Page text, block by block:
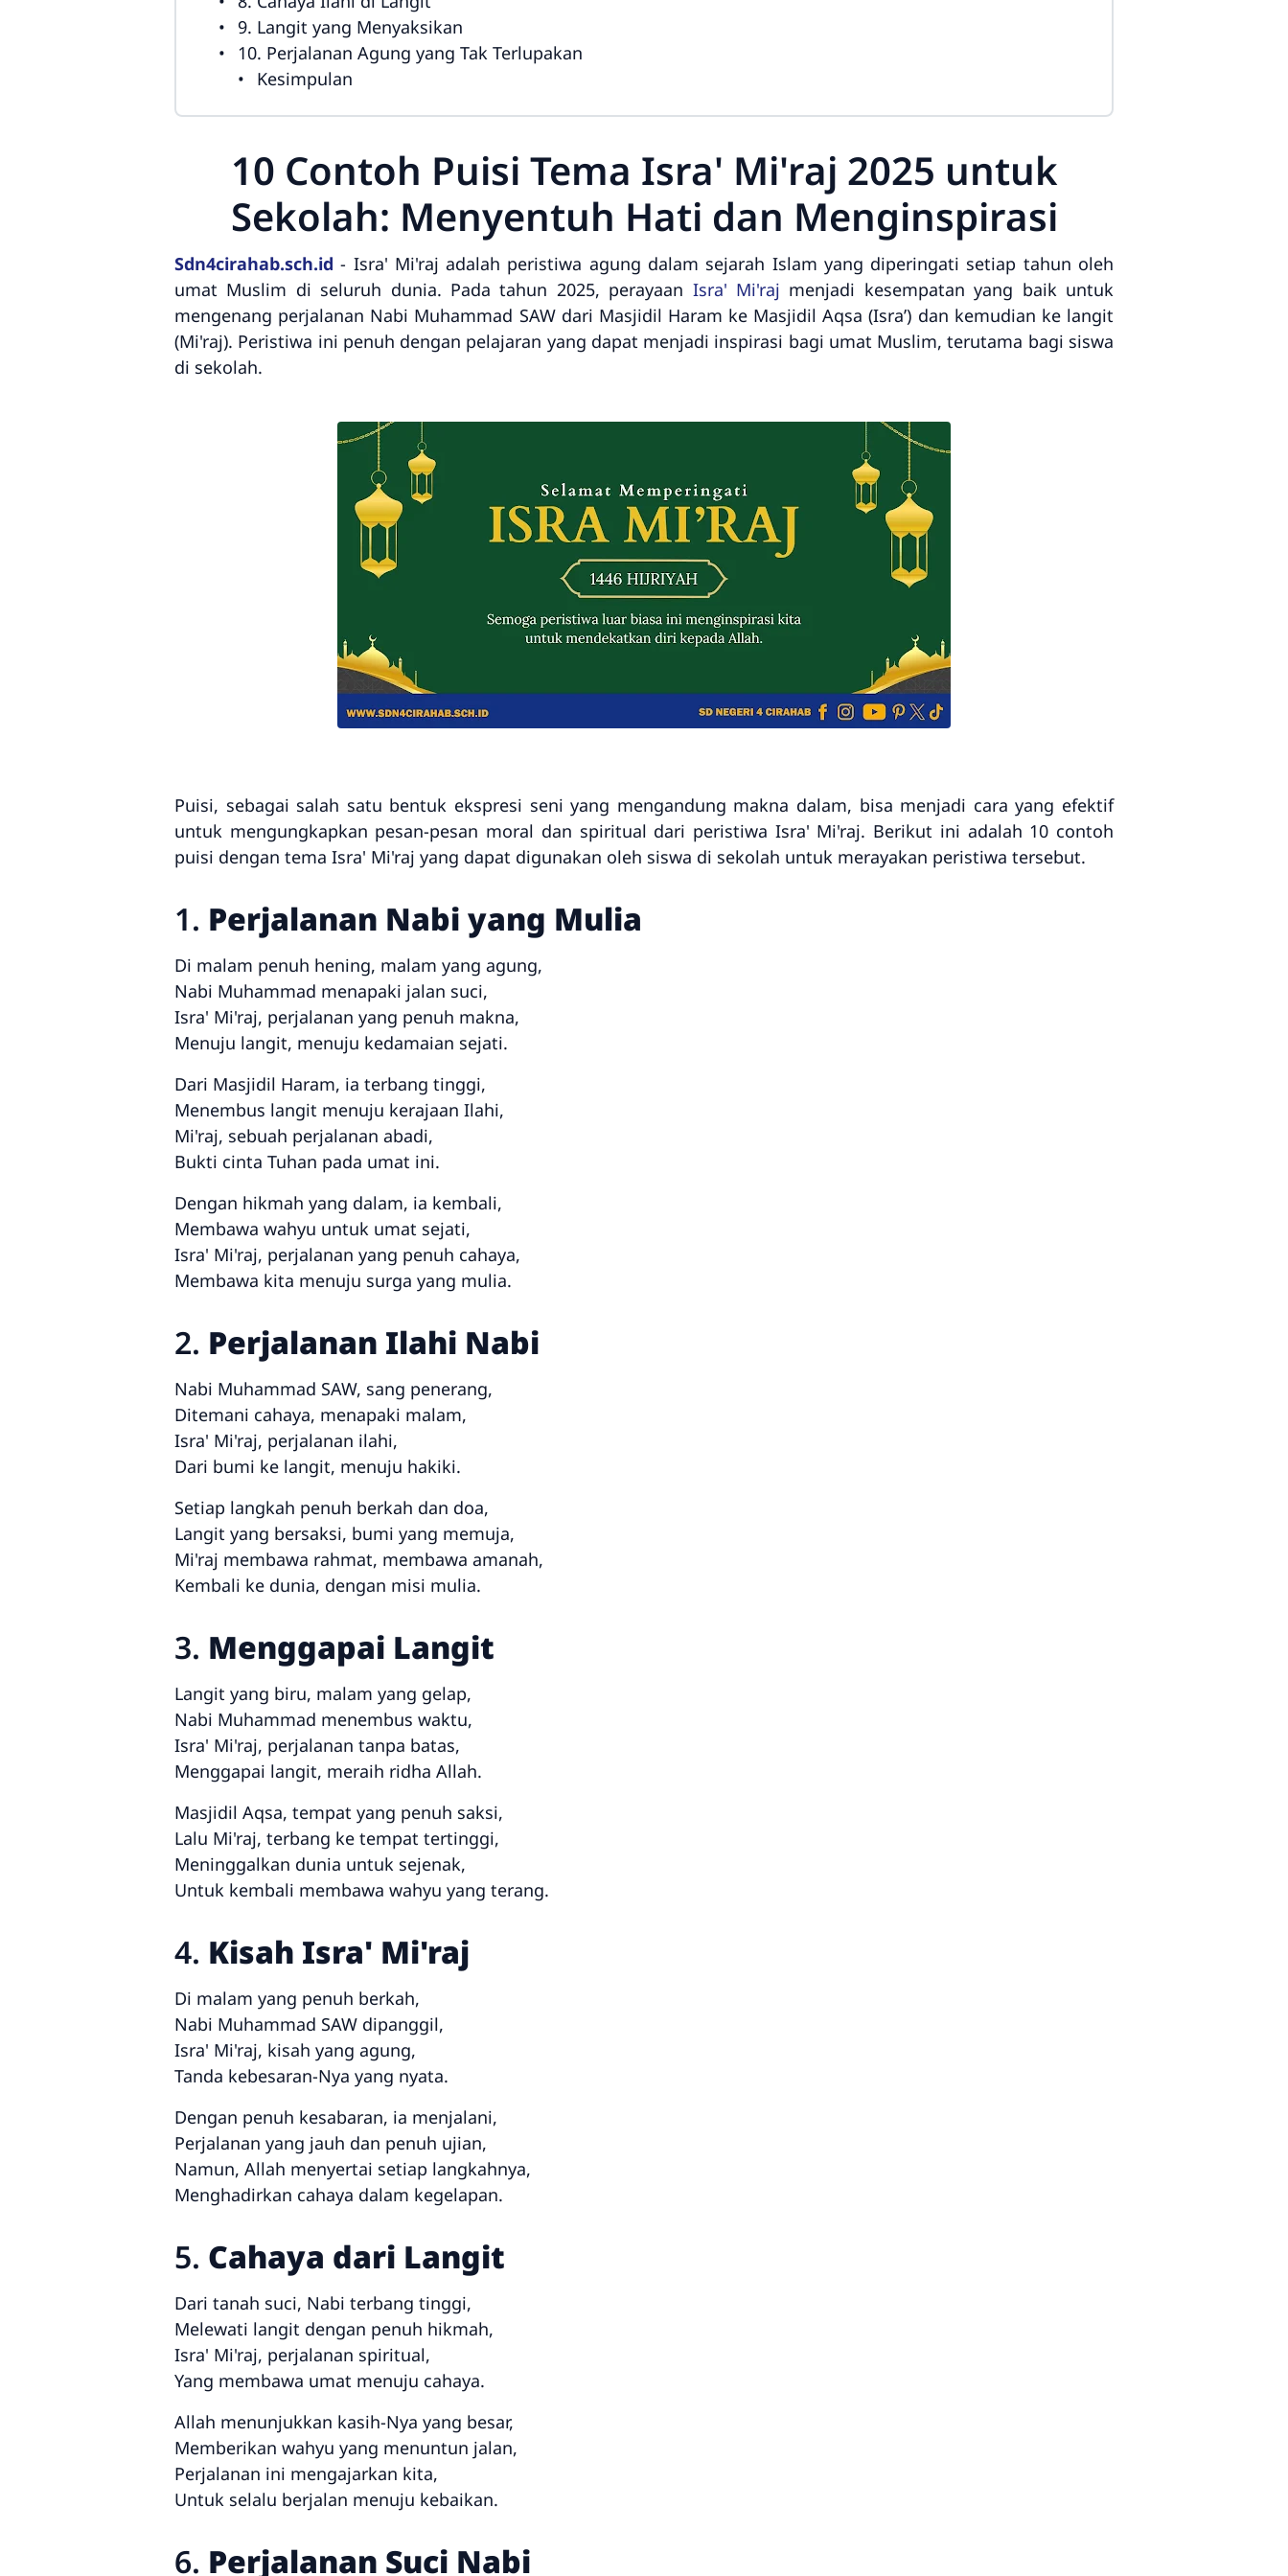
9. Langit yang Menyaksikan
10. Perjalanan Agung yang Tak Terlupakan
Kesimpulan
10 Contoh Puisi Tema Isra' Mi'raj 2025 untuk
Sekolah: Menyentuh Hati dan Menginspirasi
Sdn4cirahab.sch.id - Isra' Mi'raj adalah peristiwa agung dalam sejarah Islam yang diperingati setiap tahun oleh
umat Muslim di seluruh dunia. Pada tahun 2025, perayaan Isra' Mi'raj menjadi kesempatan yang baik untuk
mengenang perjalanan Nabi Muhammad SAW dari Masjidil Haram ke Masjidil Aqsa (Isra’) dan kemudian ke langit
(Mi'raj). Peristiwa ini penuh dengan pelajaran yang dapat menjadi inspirasi bagi umat Muslim, terutama bagi siswa
di sekolah.
Puisi, sebagai salah satu bentuk ekspresi seni yang mengandung makna dalam, bisa menjadi cara yang efektif
untuk mengungkapkan pesan-pesan moral dan spiritual dari peristiwa Isra' Mi'raj. Berikut ini adalah 10 contoh
puisi dengan tema Isra' Mi'raj yang dapat digunakan oleh siswa di sekolah untuk merayakan peristiwa tersebut.
1. Perjalanan Nabi yang Mulia
Di malam penuh hening, malam yang agung,
Nabi Muhammad menapaki jalan suci,
Isra' Mi'raj, perjalanan yang penuh makna,
Menuju langit, menuju kedamaian sejati.
Dari Masjidil Haram, ia terbang tinggi,
Menembus langit menuju kerajaan Ilahi,
Mi'raj, sebuah perjalanan abadi,
Bukti cinta Tuhan pada umat ini.
Dengan hikmah yang dalam, ia kembali,
Membawa wahyu untuk umat sejati,
Isra' Mi'raj, perjalanan yang penuh cahaya,
Membawa kita menuju surga yang mulia.
2. Perjalanan Ilahi Nabi
Nabi Muhammad SAW, sang penerang,
Ditemani cahaya, menapaki malam,
Isra' Mi'raj, perjalanan ilahi,
Dari bumi ke langit, menuju hakiki.
Setiap langkah penuh berkah dan doa,
Langit yang bersaksi, bumi yang memuja,
Mi'raj membawa rahmat, membawa amanah,
Kembali ke dunia, dengan misi mulia.
3. Menggapai Langit
Langit yang biru, malam yang gelap,
Nabi Muhammad menembus waktu,
Isra' Mi'raj, perjalanan tanpa batas,
Menggapai langit, meraih ridha Allah.
Masjidil Aqsa, tempat yang penuh saksi,
Lalu Mi'raj, terbang ke tempat tertinggi,
Meninggalkan dunia untuk sejenak,
Untuk kembali membawa wahyu yang terang.
4. Kisah Isra' Mi'raj
Di malam yang penuh berkah,
Nabi Muhammad SAW dipanggil,
Isra' Mi'raj, kisah yang agung,
Tanda kebesaran-Nya yang nyata.
Dengan penuh kesabaran, ia menjalani,
Perjalanan yang jauh dan penuh ujian,
Namun, Allah menyertai setiap langkahnya,
Menghadirkan cahaya dalam kegelapan.
5. Cahaya dari Langit
Dari tanah suci, Nabi terbang tinggi,
Melewati langit dengan penuh hikmah,
Isra' Mi'raj, perjalanan spiritual,
Yang membawa umat menuju cahaya.
Allah menunjukkan kasih-Nya yang besar,
Memberikan wahyu yang menuntun jalan,
Perjalanan ini mengajarkan kita,
Untuk selalu berjalan menuju kebaikan.
6. Perjalanan Suci Nabi